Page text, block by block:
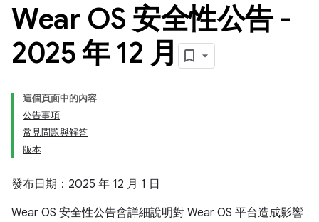
Wear OS 安全性公告 -
2025 年 12 月
這個頁面中的內容
公告事項
常見問題與解答
版本
發布日期：2025 年 12 月 1 日
Wear OS 安全性公告會詳細說明對 Wear OS 平台造成影響